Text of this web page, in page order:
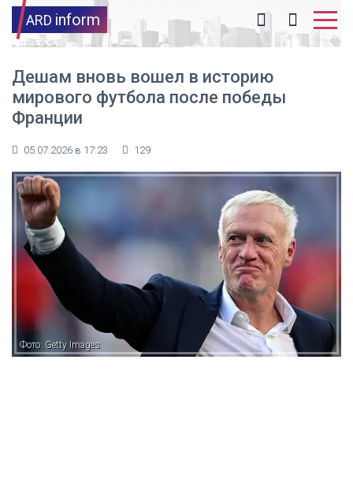
ARD inform
Дешам вновь вошел в историю
мирового футбола после победы
Франции
05.07.2026 в 17:23 129
Фото: Getty Images